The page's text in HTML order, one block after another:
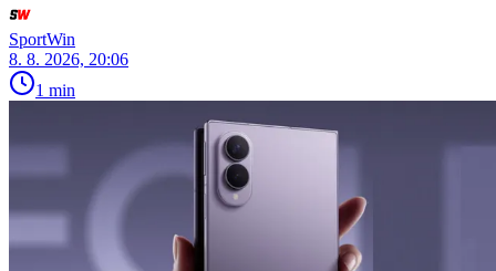
SportWin
8. 8. 2026, 20:06
1 min